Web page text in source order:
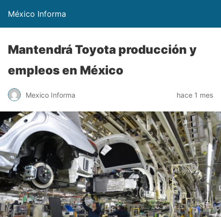
México Informa
Mantendrá Toyota producción y
empleos en México
Mexico Informa hace 1 mes